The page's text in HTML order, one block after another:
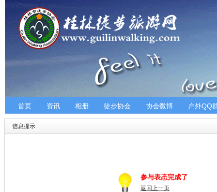
首页 资讯 相册 徒步协会 协会微博 户外QQ
信息提示
参与表态完成了
返回上一页